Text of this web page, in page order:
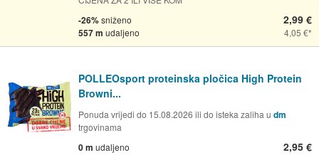
-26%sniženo
557 m udaljeno
2,99 €
4,05 €
POLLEOsport proteinska pločica High Protein
Browni...
Ponuda vrijedi do 15.08.2026 ili do isteka zaliha u dm
trgovinama
0 m udaljeno 2,95 €